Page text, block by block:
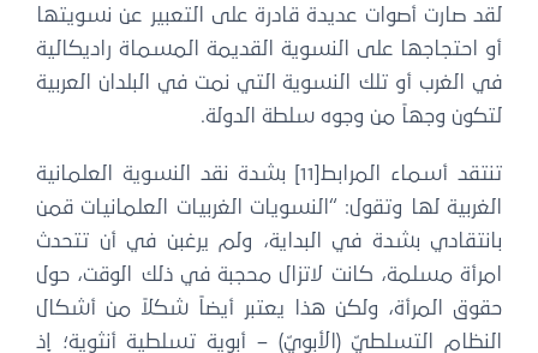
لقد صارت أصوات عديدة قادرة على التعبير عن نسويتها
أو احتجاجها على النسوية القديمة المسماة راديكالية
في الغرب أو تلك النسوية التي نمت في البلدان العربية
لتكون وجهاً من وجوه سلطة الدولة.
تنتقد أسماء المرابط[11] بشدة نقد النسوية العلمانية
الغربية لها وتقول: “النسويات الغربيات العلمانيات قمن
بانتقادي بشدة في البداية، ولم يرغبن في أن تتحدث
امرأة مسلمة، كانت لاتزال محجبة في ذلك الوقت، حول
حقوق المرأة، ولكن هذا يعتبر أيضاً شكلاً من أشكال
النظام التسلطيّ (الأبويّ) – أبوية تسلطية أنثوية؛ إذ